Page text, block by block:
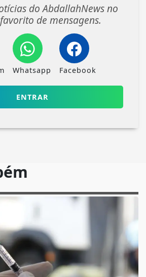
do AbdallahNews no
de mensagens.
Whatsapp Facebook
ENTRAR